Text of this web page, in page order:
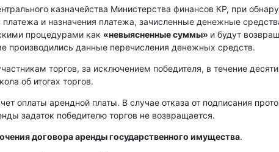
казначейства Министерства финансов КР, при
и назначения платежа, зачисленные денежные
процедурами как «невыясненные суммы» и будут
производились данные перечисления денежных средств.
торгов, за исключением победителя, в течение десяти
об итогах торгов.
оплаты арендной платы. В случае отказа от подписания
задаток победителю торгов не возвращается.
договора аренды государственного имущества.